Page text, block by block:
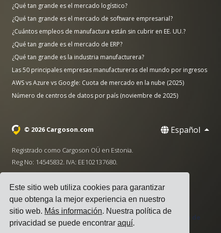
Este sitio web utiliza cookies para garantizar
que obtenga la mejor experiencia en nuestro
sitio web. Más información. Nuestra política de
privacidad se puede encontraraquí.
¿Qué tan grande es el mercado logístico?
¿Qué tan grande es el mercado de software empresarial?
¿Cuántos empleos de manufactura están sin cubrir en EE. UU.?
¿Qué tan grande es el mercado de ERP?
¿Qué tan grande es la industria manufacturera?
Las 50 principales empresas manufactureras del mundo por ingresos
AWS vs Azure vs Google: Cuota de mercado en la nube (2025)
Número de centros de datos por país (noviembre de 2025)
© 2026 Cargoson.com Español
Registrado como Cargoson OÜ en Estonia.
Reg No: 14545832. IVA: EE102137680.
· hello@cargoson.com
Términos de Servicio|Política de Privacidad
Política de